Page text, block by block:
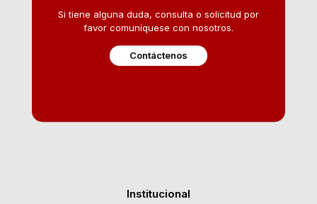
Si tiene alguna duda, consulta o solicitud por
favor comuníquese con nosotros.
Contáctenos
Institucional